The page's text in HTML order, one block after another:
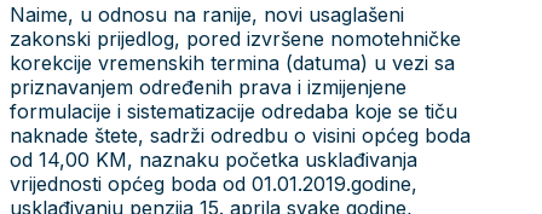
Naime, u odnosu na ranije, novi usaglašeni
zakonski prijedlog, pored izvršene nomotehničke
korekcije vremenskih termina (datuma) u vezi sa
priznavanjem određenih prava i izmijenjene
formulacije i sistematizacije odredaba koje se tiču
naknade štete, sadrži odredbu o visini općeg boda
od 14,00 KM, naznaku početka usklađivanja
vrijednosti općeg boda od 01.01.2019.godine,
usklađivanju penzija 15. aprila svake godine,